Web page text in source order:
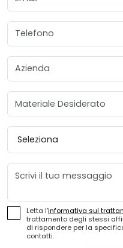
Telefono
Azienda
Materiale Desiderato
Provincia
Messaggio
Letta l'informativa sul
trattamento degli stessi
di rispondere per la
contatti.